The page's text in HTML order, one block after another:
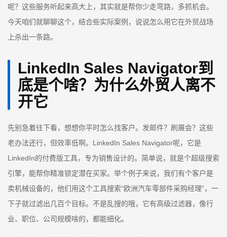
呢？这些服务听起来高大上，其实就是帮你少走弯路，多抓机会。
今天咱们就聊聊这个，结合些实际案例，说说怎么用它在外贸战场
上杀出一条路。
LinkedIn Sales Navigator到
底是个啥？为什么外贸人离不
开它
先别急着往下看，想想你平时怎么找客户。发邮件？刷展会？这些
老办法还行，但效率低啊。LinkedIn Sales Navigator呢，它是
LinkedIn的付费版工具，专为销售设计的。简单说，就是个超级搜索
引擎，能帮你精准锁定潜在买家。举个例子来说，我们有个客户是
卖机械设备的，他们用这个工具搜索“欧洲汽车零部件采购经理”，一
下子就过滤出几百个目标。不是乱搜的哦，它有高级过滤器，像行
业、职位、公司规模啥的，都能细化。